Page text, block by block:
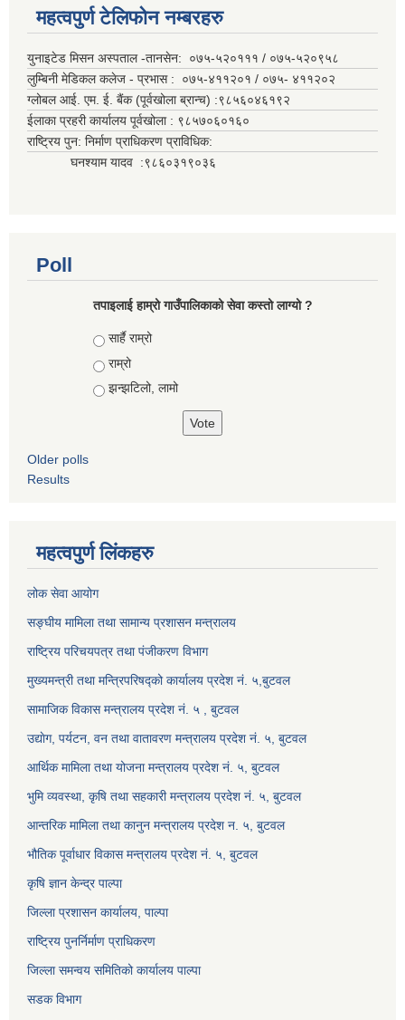
महत्वपुर्ण टेलिफोन नम्बरहरु
युनाइटेड मिसन अस्पताल -तानसेन: ०७५-५२०१११ / ०७५-५२०९५८
लुम्बिनी मेडिकल कलेज - प्रभास : ०७५-४११२०१ / ०७५- ४११२०२
ग्लोबल आई. एम. ई. बैंक (पूर्वखोला ब्रान्च) :९८५६०४६१९२
ईलाका प्रहरी कार्यालय पूर्वखोला : ९८५७०६०१६०
राष्ट्रिय पुन: निर्माण प्राधिकरण प्राविधिक:
घनश्याम यादव :९८६०३१९०३६
Poll
तपाइलाई हाम्रो गाउँपालिकाको सेवा कस्तो लाग्यो ?
Choices
सार्है राम्रो
राम्रो
झन्झटिलो, लामो
Older polls
Results
महत्वपुर्ण लिंकहरु
लोक सेवा आयोग
सङ्घीय मामिला तथा सामान्य प्रशासन मन्त्रालय
राष्ट्रिय परिचयपत्र तथा पंजीकरण विभाग
मुख्यमन्त्री तथा मन्त्रिपरिषद्को कार्यालय प्रदेश नं. ५,बुटवल
सामाजिक विकास मन्त्रालय प्रदेश नं. ५ , बुटवल
उद्याेग, पर्यटन, वन तथा वातावरण मन्त्रालय प्रदेश नं. ५, बुटवल
आर्थिक मामिला तथा योजना मन्त्रालय प्रदेश नं. ५, बुटवल
भुमि व्यवस्था, कृषि तथा सहकारी मन्त्रालय प्रदेश नं. ५, बुटवल
आन्तरिक मामिला तथा कानुन मन्त्रालय प्रदेश न. ५, बुटवल
भौतिक पूर्वाधार विकास मन्त्रालय प्रदेश नं. ५, बुटवल
कृषि ज्ञान केन्द्र पाल्पा
जिल्ला प्रशासन कार्यालय, पाल्पा
राष्ट्रिय पुनर्निर्माण प्राधिकरण
जिल्ला समन्वय समितिको कार्यालय पाल्पा
सडक विभाग